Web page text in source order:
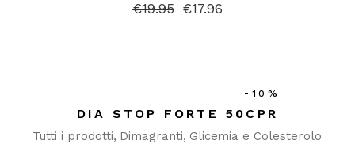
€19.95 Il€17.96
Il
-10%
DIA STOP FORTE 50CPR
Tutti i prodotti Dimagranti Glicemia e Colesterolo